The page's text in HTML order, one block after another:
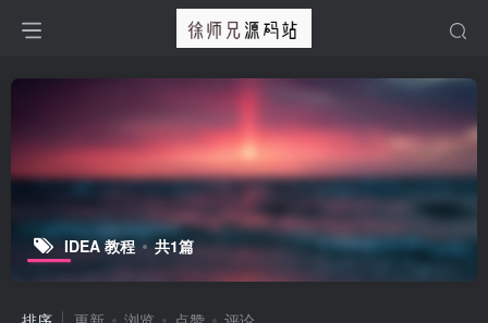
IDEA 教程 共1篇